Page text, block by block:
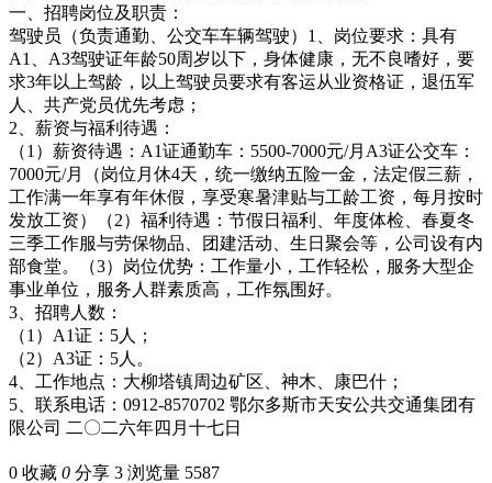
一、招聘岗位及职责：
驾驶员（负责通勤、公交车车辆驾驶）1、岗位要求：具有
A1、A3驾驶证年龄50周岁以下，身体健康，无不良嗜好，要
求3年以上驾龄，以上驾驶员要求有客运从业资格证，退伍军
人、共产党员优先考虑；
2、薪资与福利待遇：
（1）薪资待遇：A1证通勤车：5500-7000元/月A3证公交车：
7000元/月（岗位月休4天，统一缴纳五险一金，法定假三薪，
工作满一年享有年休假，享受寒暑津贴与工龄工资，每月按时
发放工资）（2）福利待遇：节假日福利、年度体检、春夏冬
三季工作服与劳保物品、团建活动、生日聚会等，公司设有内
部食堂。（3）岗位优势：工作量小，工作轻松，服务大型企
事业单位，服务人群素质高，工作氛围好。
3、招聘人数：
（1）A1证：5人；
（2）A3证：5人。
4、工作地点：大柳塔镇周边矿区、神木、康巴什；
5、联系电话：0912-8570702 鄂尔多斯市天安公共交通集团有
限公司 二〇二六年四月十七日
0 收藏 0 分享 3 浏览量 5587